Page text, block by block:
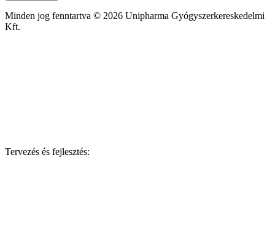
Minden jog fenntartva © 2026 Unipharma Gyógyszerkereskedelmi
Kft.
Tervezés és fejlesztés: